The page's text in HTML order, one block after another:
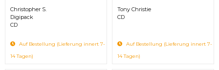
Christopher S.
Digipack
CD
Auf Bestellung (Lieferung innert 7-
14 Tagen)
Tony Christie
CD
Auf Bestellung (Lieferung innert 7-
14 Tagen)